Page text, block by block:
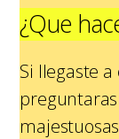
¿Que
Si llegaste